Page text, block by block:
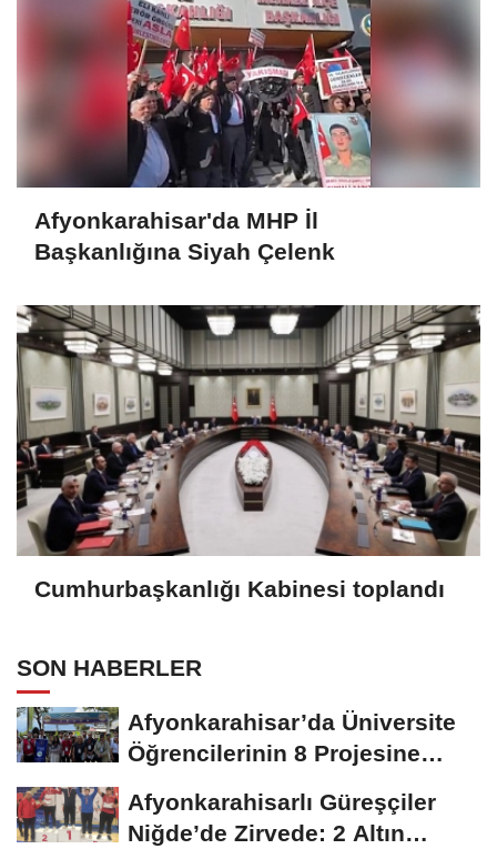
Afyonkarahisar'da MHP İl
Başkanlığına Siyah Çelenk
Cumhurbaşkanlığı Kabinesi toplandı
SON HABERLER
Afyonkarahisar’da Üniversite
Öğrencilerinin 8 Projesine
Afyonkarahisarlı Güreşçiler
Niğde’de Zirvede: 2 Altın